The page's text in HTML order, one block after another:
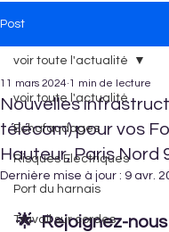
Post
voir toute l'actualité
Echafaudages
Risques Electriques
Port du harnais
Travail sur cordes
voir toute l'actualité
Nouvelles
télécom) pour vos
Hauteur, Paris Nord
11 mars 2024 1 min de lecture
Dernière mise à jour : 9 avr.
🌟  Rejoignez-